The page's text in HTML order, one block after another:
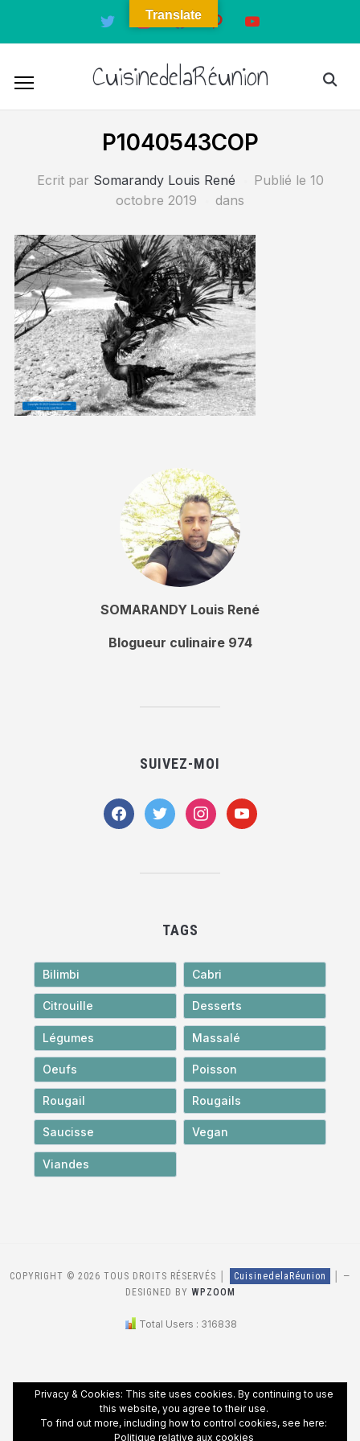
twitter instagramfacebookpinterestyoutube
CuisinedelaRéunion
P1040543COP
Ecrit par Somarandy Louis René Publié le 10
octobre 2019
dans
SOMARANDY Louis René
Blogueur culinaire 974
SUIVEZ-MOI
facebooktwitter instagramyoutube
TAGS
Bilimbi Cabri
Citrouille Desserts
Légumes Massalé
Oeufs Poisson
Rougail Rougails
Saucisse Vegan
Viandes
COPYRIGHT © 2026 TOUS DROITS RÉSERVÉS │ CuisinedelaRéunion
—
DESIGNED BY WPZOOM
Total Users : 316838
Translate
Privacy & Cookies: This site uses cookies. By continuing to use
this website, you agree to their use.
To find out more, including how to control cookies, see here:
Politique relative aux cookies